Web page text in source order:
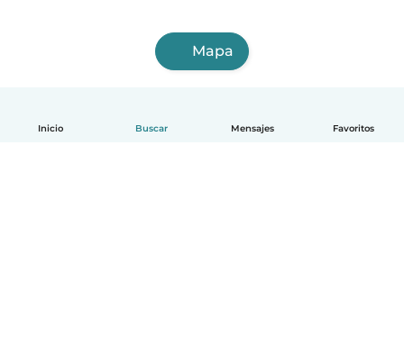
Inicio Buscar Mensajes Favoritos
Mapa